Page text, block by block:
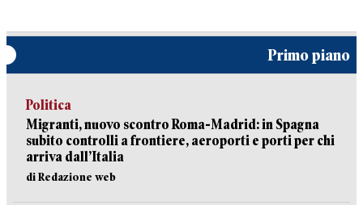
Primo piano
Politica
Migranti, nuovo scontro Roma-Madrid: in Spagna
subito controlli a frontiere, aeroporti e porti per chi
arriva dall’Italia
di Redazione web